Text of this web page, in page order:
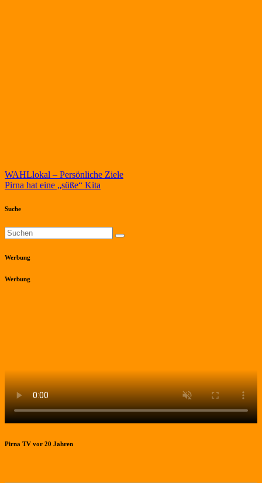
Beitragsnavigation
WAHLlokal – Persönliche Ziele
Pirna hat eine „süße“ Kita
Suche
Werbung
Werbung
Pirna TV vor 20 Jahren